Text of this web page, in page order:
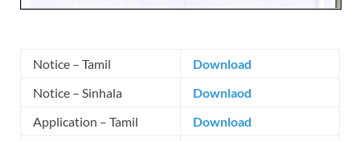
Notice – Tamil
Download
Notice – Sinhala
Downlaod
Application – Tamil
Download